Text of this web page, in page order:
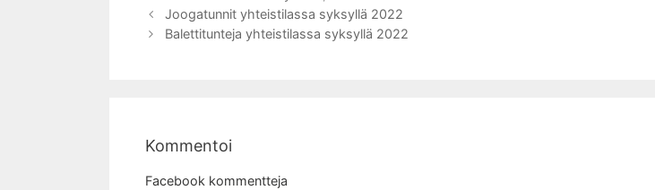
Artikkelien
selaus
Joogatunnit yhteistilassa syksyllä 2022
Balettitunteja yhteistilassa syksyllä 2022
Kommentoi
Facebook kommentteja